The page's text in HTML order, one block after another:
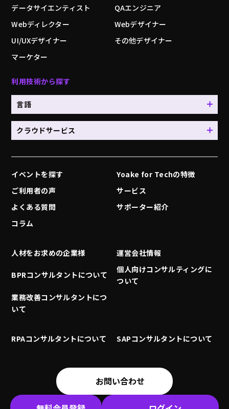
データサイエンティスト
QAエンジニア
Webディレクター
Webデザイナー
UI/UXデザイナー
その他デザイナー
マーケター
利用技術から探す
言語
クラウドサービス
イベントを探す
Yoake for Techの特徴
ご利用者の声
サービス
よくある質問
サポーター紹介
コラム
人材をお求めの企業様 運営会社情報
BPRコンサルタントについて
個人向けコンサルティングに
ついて
業務改善コンサルタントにつ
いて
RPAコンサルタントについて SAPコンサルタントについて
お問い合わせ